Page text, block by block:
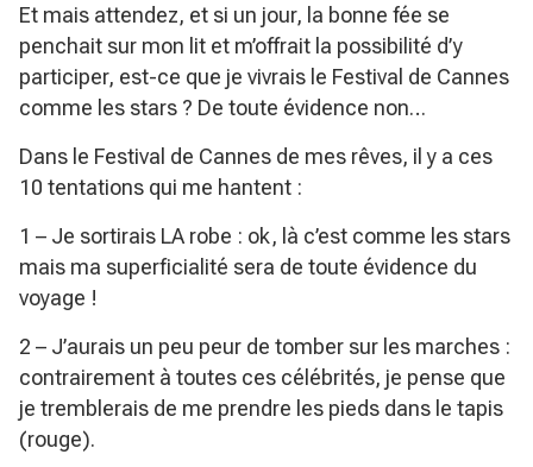
Et mais attendez, et si un jour, la bonne fée se
penchait sur mon lit et m’offrait la possibilité d’y
participer, est-ce que je vivrais le Festival de Cannes
comme les stars ? De toute évidence non…
Dans le Festival de Cannes de mes rêves, il y a ces
10 tentations qui me hantent :
1 – Je sortirais LA robe : ok, là c’est comme les stars
mais ma superficialité sera de toute évidence du
voyage !
2 – J’aurais un peu peur de tomber sur les marches :
contrairement à toutes ces célébrités, je pense que
je tremblerais de me prendre les pieds dans le tapis
(rouge).